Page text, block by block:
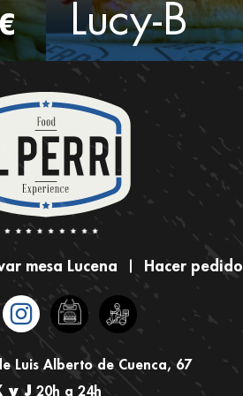
Lucy-B
mesa Lucena Hacer pedido
Luis Alberto de Cuenca, 67
y J 20h a 24h